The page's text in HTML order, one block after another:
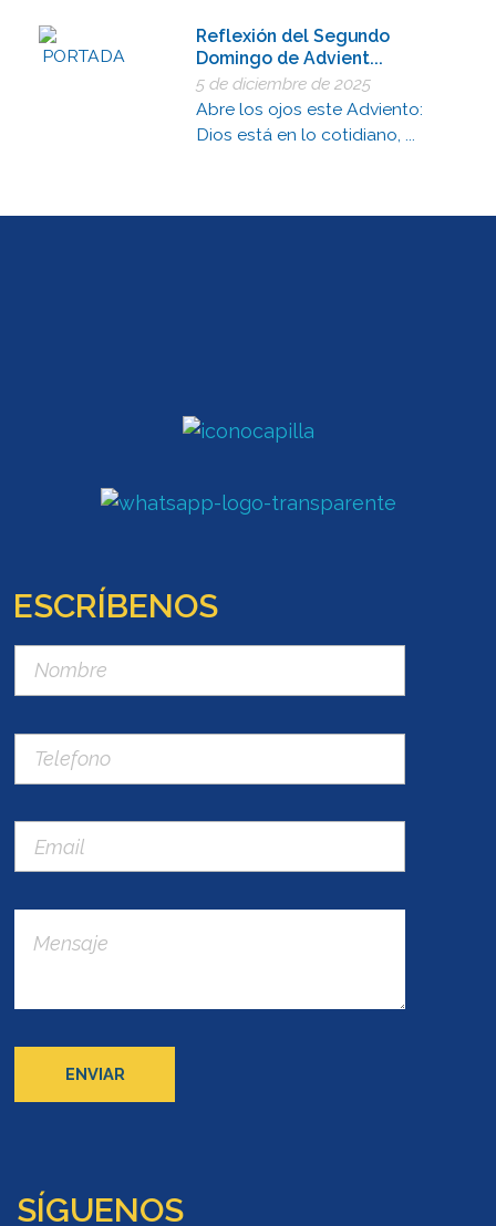
Reflexión del Segundo
Domingo de Advient...
5 de diciembre de 2025
Abre los ojos este Adviento:
Dios está en lo cotidiano, ...
ESCRÍBENOS
SÍGUENOS